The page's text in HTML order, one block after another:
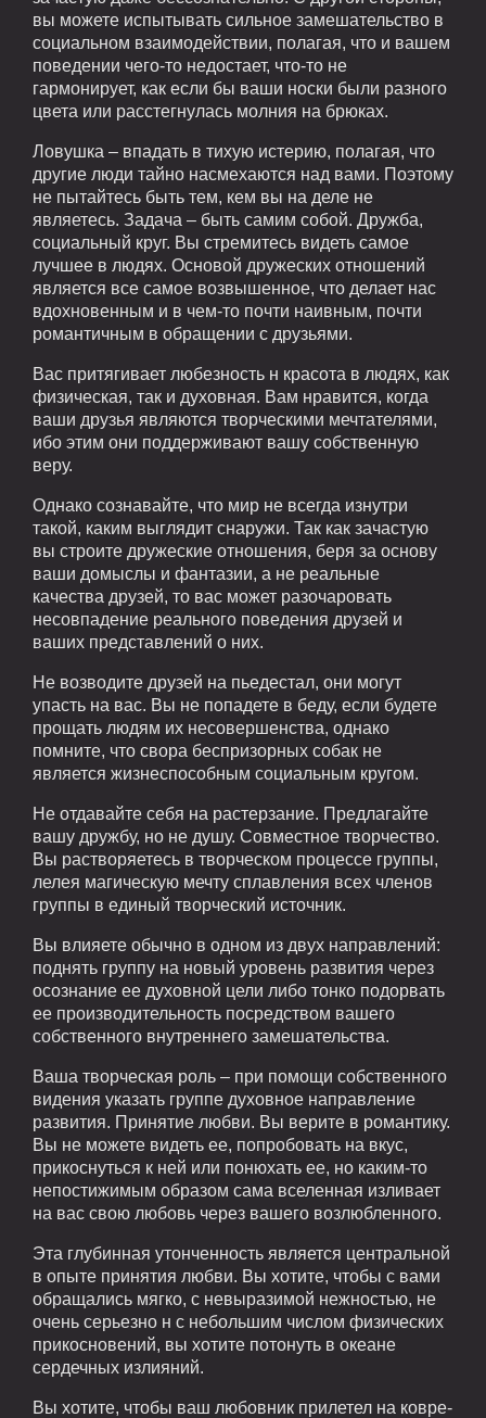
вы можете испытывать сильное замешательство в
социальном взаимодействии, полагая, что и вашем
поведении чего-то недостает, что-то не
гармонирует, как если бы ваши носки были разного
цвета или расстегнулась молния на брюках.
Ловушка – впадать в тихую истерию, полагая, что
другие люди тайно насмехаются над вами. Поэтому
не пытайтесь быть тем, кем вы на деле не
являетесь. Задача – быть самим собой. Дружба,
социальный круг. Вы стремитесь видеть самое
лучшее в людях. Основой дружеских отношений
является все самое возвышенное, что делает нас
вдохновенным и в чем-то почти наивным, почти
романтичным в обращении с друзьями.
Вас притягивает любезность н красота в людях, как
физическая, так и духовная. Вам нравится, когда
ваши друзья являются творческими мечтателями,
ибо этим они поддерживают вашу собственную
веру.
Однако сознавайте, что мир не всегда изнутри
такой, каким выглядит снаружи. Так как зачастую
вы строите дружеские отношения, беря за основу
ваши домыслы и фантазии, а не реальные
качества друзей, то вас может разочаровать
несовпадение реального поведения друзей и
ваших представлений о них.
Не возводите друзей на пьедестал, они могут
упасть на вас. Вы не попадете в беду, если будете
прощать людям их несовершенства, однако
помните, что свора беспризорных собак не
является жизнеспособным социальным кругом.
Не отдавайте себя на растерзание. Предлагайте
вашу дружбу, но не душу. Совместное творчество.
Вы растворяетесь в творческом процессе группы,
лелея магическую мечту сплавления всех членов
группы в единый творческий источник.
Вы влияете обычно в одном из двух направлений:
поднять группу на новый уровень развития через
осознание ее духовной цели либо тонко подорвать
ее производительность посредством вашего
собственного внутреннего замешательства.
Ваша творческая роль – при помощи собственного
видения указать группе духовное направление
развития. Принятие любви. Вы верите в романтику.
Вы не можете видеть ее, попробовать на вкус,
прикоснуться к ней или понюхать ее, но каким-то
непостижимым образом сама вселенная изливает
на вас свою любовь через вашего возлюбленного.
Эта глубинная утонченность является центральной
в опыте принятия любви. Вы хотите, чтобы с вами
обращались мягко, с невыразимой нежностью, не
очень серьезно н с небольшим числом физических
прикосновений, вы хотите потонуть в океане
сердечных излияний.
Вы хотите, чтобы ваш любовник прилетел на ковре-